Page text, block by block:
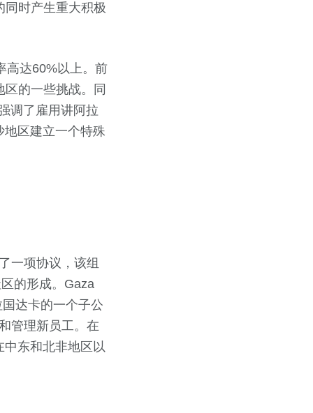
同时产生重大积极
高达60%以上。前
的一些挑战。同
调了雇用讲阿拉
区建立一个特殊
一项协议，该组
的形成。Gaza
达卡的一个子公
管理新员工。在
东和北非地区以